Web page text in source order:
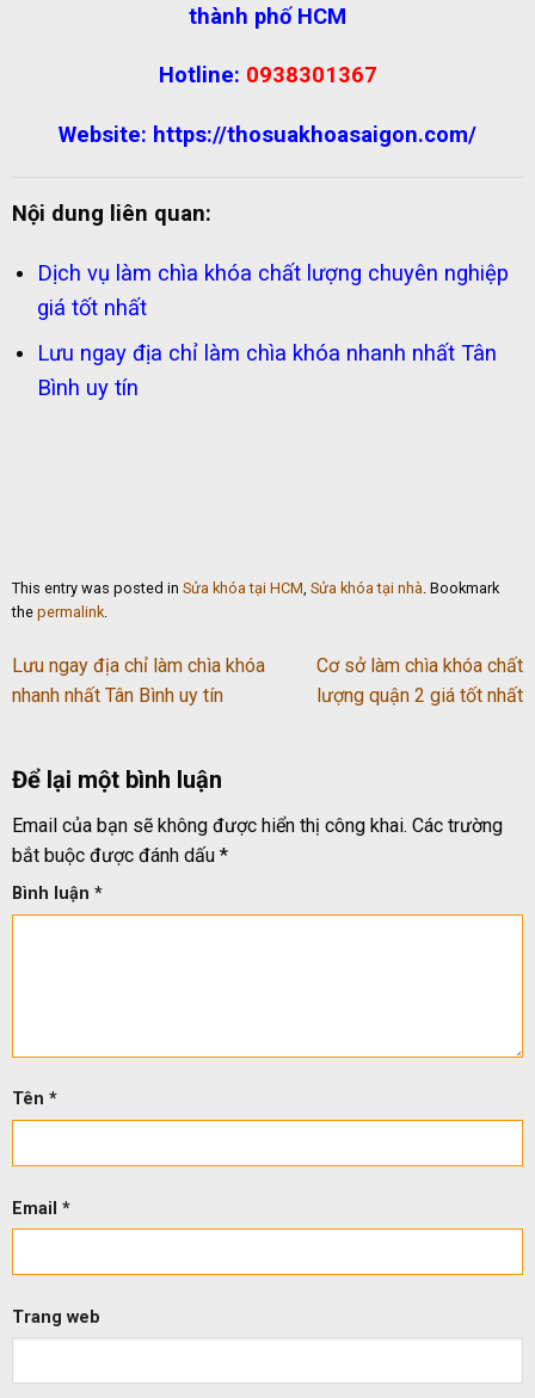
thành phố HCM
Hotline: 0938301367
Website: https://thosuakhoasaigon.com/
Nội dung liên quan:
Dịch vụ làm chìa khóa chất lượng chuyên nghiệp
giá tốt nhất
Lưu ngay địa chỉ làm chìa khóa nhanh nhất Tân
Bình uy tín
This entry was posted in Sửa khóa tại HCM, Sửa khóa tại nhà. Bookmark
the permalink.
Lưu ngay địa chỉ làm chìa khóa
nhanh nhất Tân Bình uy tín
Cơ sở làm chìa khóa chất
lượng quận 2 giá tốt nhất
Để lại một bình luận
Email của bạn sẽ không được hiển thị công khai. Các trường
bắt buộc được đánh dấu *
Bình luận *
Tên *
Email *
Trang web